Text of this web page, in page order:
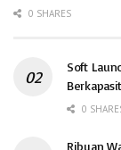
0 SHARES
Soft
0
Ribuan